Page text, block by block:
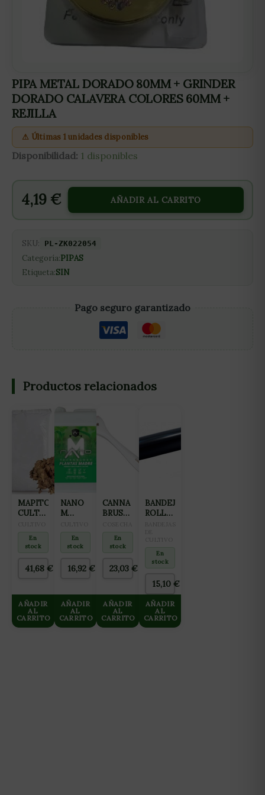
PIPA METAL DORADO 80MM + GRINDER
DORADO CALAVERA COLORES 60MM +
REJILLA
⚠ Últimas 1 unidades disponibles
Disponibilidad: 1 disponibles
4,19 € AÑADIR AL CARRITO
SKU: PL-ZK022054
Categoría:PIPAS
Etiqueta:SIN
Pago seguro garantizado
Productos relacionados
MAPITO
CULTIWOOL
En
stock
41,68 €
AÑADIR
AL
CARRITO
NANO
M
ALL IN
ONE
CULTIVO
DE
2L
En
stock
16,92 €
AÑADIR
AL
CARRITO
CANNA
BRUSH
CORTE
En
stock
23,03€
AÑADIR
AL
CARRITO
BANDEJA
ROLL
En
stock
15,10 €
AÑADIR
AL
CARRITO